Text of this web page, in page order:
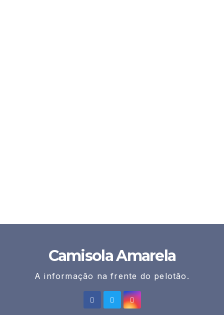
Camisola Amarela
A informação na frente do pelotão.